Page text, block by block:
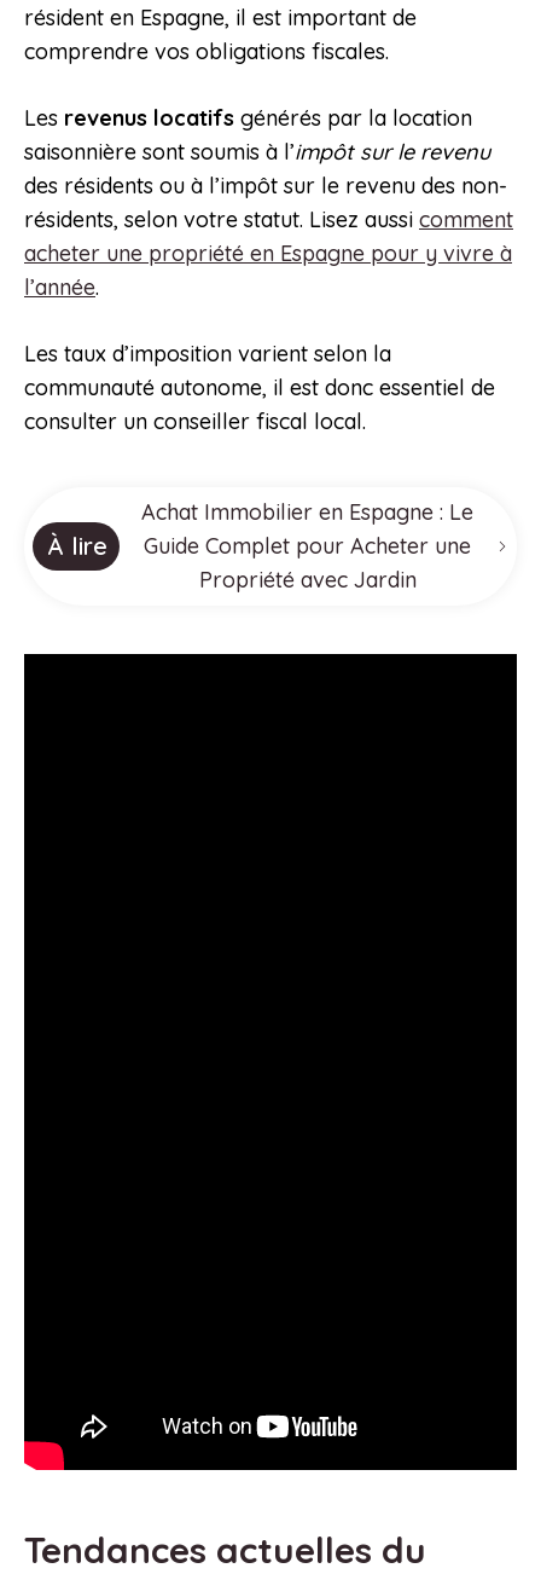
résident en Espagne, il est important de
comprendre vos obligations fiscales.
Les revenus locatifs générés par la location
saisonnière sont soumis à l’impôt sur le revenu
des résidents ou à l’impôt sur le revenu des non-
résidents, selon votre statut. Lisez aussi comment
acheter une propriété en Espagne pour y vivre à
l’année.
Les taux d’imposition varient selon la
communauté autonome, il est donc essentiel de
consulter un conseiller fiscal local.
À lire
Achat Immobilier en Espagne : Le
Guide Complet pour Acheter une
Propriété avec Jardin
Tendances actuelles du